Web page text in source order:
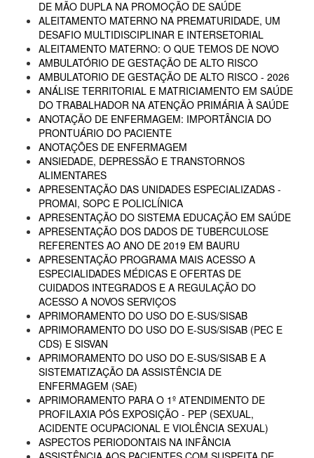
DE MÃO DUPLA NA PROMOÇÃO DE SAÚDE
ALEITAMENTO MATERNO NA PREMATURIDADE, UM
DESAFIO MULTIDISCIPLINAR E INTERSETORIAL
ALEITAMENTO MATERNO: O QUE TEMOS DE NOVO
AMBULATÓRIO DE GESTAÇÃO DE ALTO RISCO
AMBULATORIO DE GESTAÇÃO DE ALTO RISCO - 2026
ANÁLISE TERRITORIAL E MATRICIAMENTO EM SAÚDE
DO TRABALHADOR NA ATENÇÃO PRIMÁRIA À SAÚDE
ANOTAÇÃO DE ENFERMAGEM: IMPORTÂNCIA DO
PRONTUÁRIO DO PACIENTE
ANOTAÇÕES DE ENFERMAGEM
ANSIEDADE, DEPRESSÃO E TRANSTORNOS
ALIMENTARES
APRESENTAÇÃO DAS UNIDADES ESPECIALIZADAS -
PROMAI, SOPC E POLICLÍNICA
APRESENTAÇÃO DO SISTEMA EDUCAÇÃO EM SAÚDE
APRESENTAÇÃO DOS DADOS DE TUBERCULOSE
REFERENTES AO ANO DE 2019 EM BAURU
APRESENTAÇÃO PROGRAMA MAIS ACESSO A
ESPECIALIDADES MÉDICAS E OFERTAS DE
CUIDADOS INTEGRADOS E A REGULAÇÃO DO
ACESSO A NOVOS SERVIÇOS
APRIMORAMENTO DO USO DO E-SUS/SISAB
APRIMORAMENTO DO USO DO E-SUS/SISAB (PEC E
CDS) E SISVAN
APRIMORAMENTO DO USO DO E-SUS/SISAB E A
SISTEMATIZAÇÃO DA ASSISTÊNCIA DE
ENFERMAGEM (SAE)
APRIMORAMENTO PARA O 1º ATENDIMENTO DE
PROFILAXIA PÓS EXPOSIÇÃO - PEP (SEXUAL,
ACIDENTE OCUPACIONAL E VIOLÊNCIA SEXUAL)
ASPECTOS PERIODONTAIS NA INFÂNCIA